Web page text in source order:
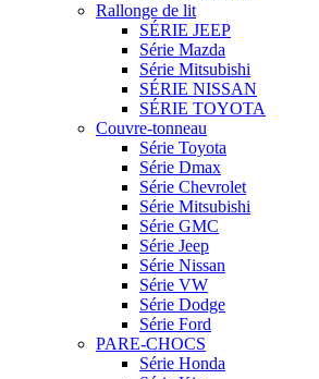
Rallonge de lit
SÉRIE JEEP
Série Mazda
Série Mitsubishi
SÉRIE NISSAN
SÉRIE TOYOTA
Couvre-tonneau
Série Toyota
Série Dmax
Série Chevrolet
Série Mitsubishi
Série GMC
Série Jeep
Série Nissan
Série VW
Série Dodge
Série Ford
PARE-CHOCS
Série Honda